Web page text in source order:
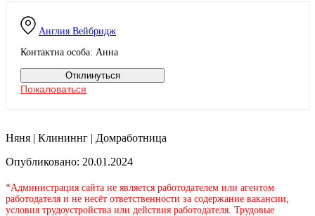
Англия Вейбридж
Контактна особа: Анна
Отклинуться
Пожаловаться
Няня | Клининнг | Домработница
Опубликовано: 20.01.2024
*Администрация сайта не является работодателем или агентом
работодателя и не несёт ответственности за содержание вакансии,
условия трудоустройства или действия работодателя. Трудовые